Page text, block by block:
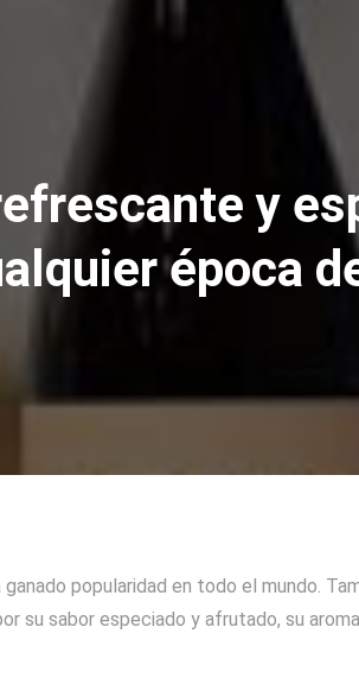
y
época
popularidad en todo el mundo.
su sabor especiado y afrutado, su